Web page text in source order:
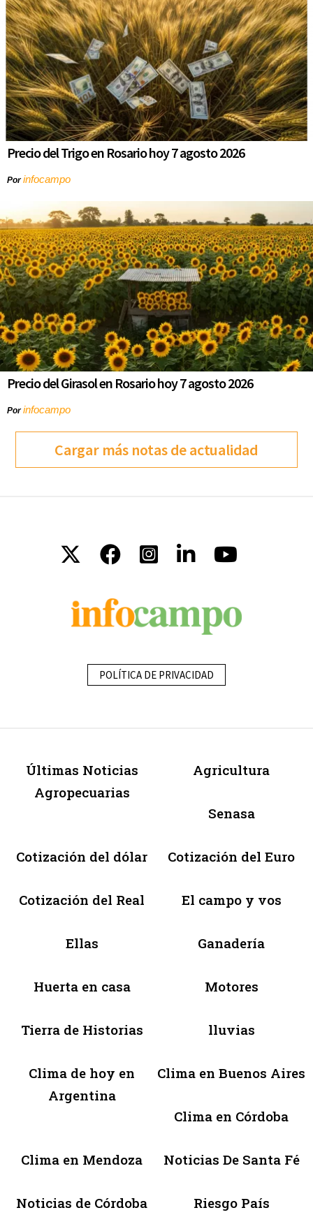
Precio del Trigo en Rosario hoy 7 agosto 2026
Porinfocampo
Precio del Girasol en Rosario hoy 7 agosto 2026
Porinfocampo
Cargar más notas de actualidad
POLÍTICA DE PRIVACIDAD
Últimas Noticias
Agropecuarias
Agricultura
Senasa
Cotización del dólar Cotización del Euro
Cotización del Real El campo y vos
Ellas Ganadería
Huerta en casa Motores
Tierra de Historias lluvias
Clima de hoy en
Argentina
Clima en Buenos Aires
Clima en Córdoba
Clima en Mendoza Noticias De Santa Fé
Noticias de Córdoba Riesgo País